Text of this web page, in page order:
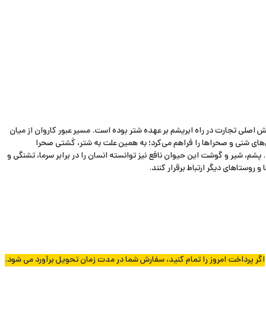
تجارت در راه ابریشم بر عهده شتر بوده است. مسیر عبور کاروان از میان
شنی و صحراها را فراهم می‌کرد؛ به همین علت به شتر، کَشتی صحرا
شیر و گوشت این حیوان نافع نیز توانسته انسان را در برابر سرما، تشنگی و
دیگر ارتباط برقرار کنند.
اگر پرداخت امروز را تمام کنید، سفارش شما در مدت زمان تحویل برآورد می شود.